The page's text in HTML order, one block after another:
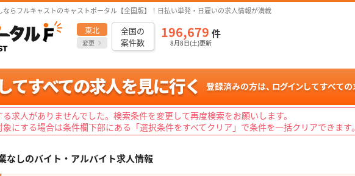
らフルキャストのキャストポータル【全国版】！日払い単発・日雇いの求人情報が満載
東北
変更
全国の
案件数
196,679 件
8月8日(土)更新
求人がありませんでした。検索条件を変更して再度検索をお願いします。
にする場合は条件欄下部にある「選択条件をすべてクリア」で条件を一括クリアできます。
なしのバイト・アルバイト求人情報